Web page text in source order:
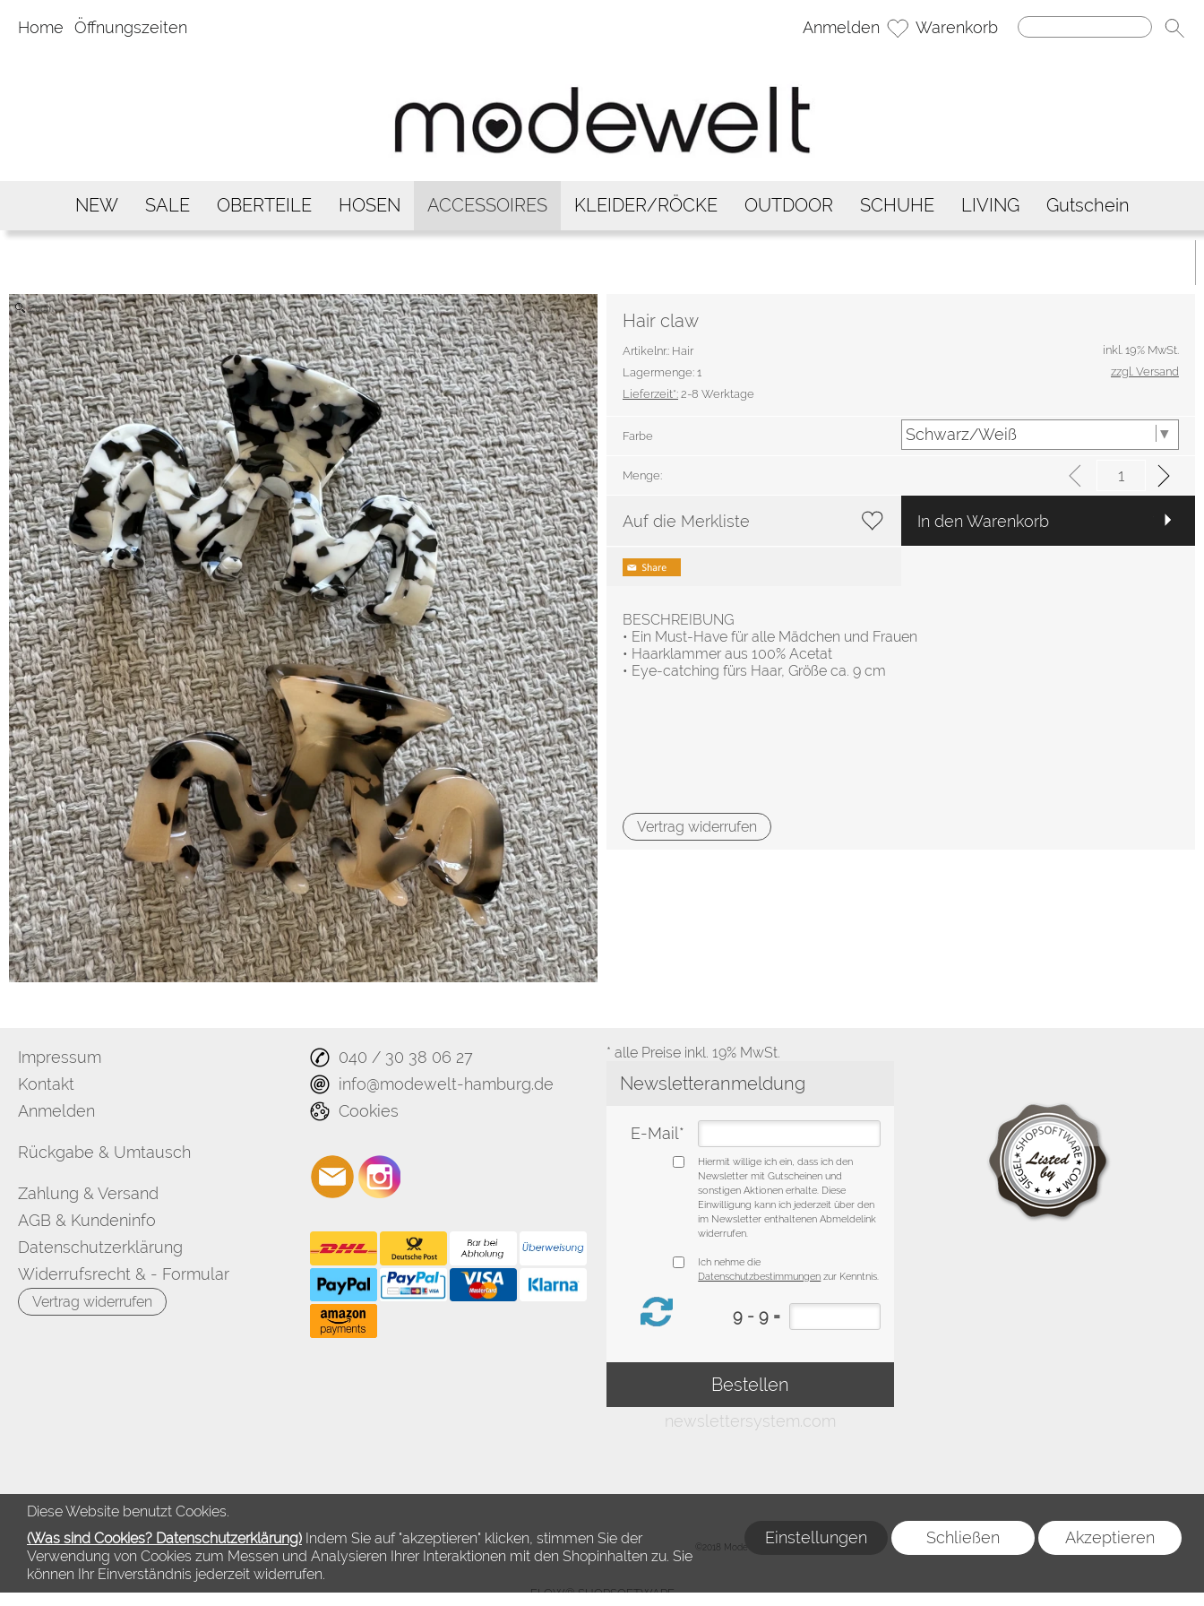
Diese Website benutzt Cookies.
(Was sind Cookies? Datenschutzerklärung) Indem Sie auf "akzeptieren" klicken, stimmen Sie der
Verwendung von Cookies zum Messen und Analysieren Ihrer Interaktionen mit den Shopinhalten zu. Sie
können Ihr Einverständnis jederzeit widerrufen.
Einstellungen Schließen Akzeptieren
Home Öffnungszeiten Anmelden Warenkorb
NEW SALE OBERTEILE HOSEN ACCESSOIRES KLEIDER/RÖCKE OUTDOOR SCHUHE LIVING Gutschein
Zoom
Hair claw
Artikelnr.: Hair
Lagermenge: 1
Lieferzeit*: 2-8 Werktage
inkl. 19% MwSt.
zzgl. Versand
Farbe
Menge:
Auf die Merkliste In den Warenkorb
BESCHREIBUNG
• Ein Must-Have für alle Mädchen und Frauen
• Haarklammer aus 100% Acetat
• Eye-catching fürs Haar, Größe ca. 9 cm
Vertrag widerrufen
Impressum
Kontakt
Anmelden
Rückgabe & Umtausch
Zahlung & Versand
AGB & Kundeninfo
Datenschutzerklärung
Widerrufsrecht & - Formular
Vertrag widerrufen
040 / 30 38 06 27
info@modewelt-hamburg.de
Cookies
* alle Preise inkl. 19% MwSt.
©2018 Modewelt Hamburg
FLOW® SHOPSOFTWARE